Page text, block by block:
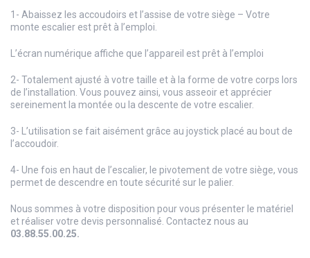
1- Abaissez les accoudoirs et l’assise de votre siège – Votre
monte escalier est prêt à l’emploi.
L’écran numérique affiche que l’appareil est prêt à l’emploi
2- Totalement ajusté à votre taille et à la forme de votre corps lors
de l’installation. Vous pouvez ainsi, vous asseoir et apprécier
sereinement la montée ou la descente de votre escalier.
3- L’utilisation se fait aisément grâce au joystick placé au bout de
l’accoudoir.
4- Une fois en haut de l’escalier, le pivotement de votre siège, vous
permet de descendre en toute sécurité sur le palier.
Nous sommes à votre disposition pour vous présenter le matériel
et réaliser votre devis personnalisé. Contactez nous au
03.88.55.00.25.